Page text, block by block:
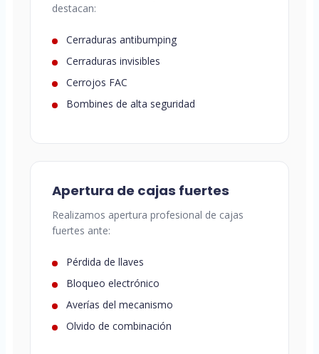
destacan:
Cerraduras antibumping
Cerraduras invisibles
Cerrojos FAC
Bombines de alta seguridad
Apertura de cajas fuertes
Realizamos apertura profesional de cajas
fuertes ante:
Pérdida de llaves
Bloqueo electrónico
Averías del mecanismo
Olvido de combinación